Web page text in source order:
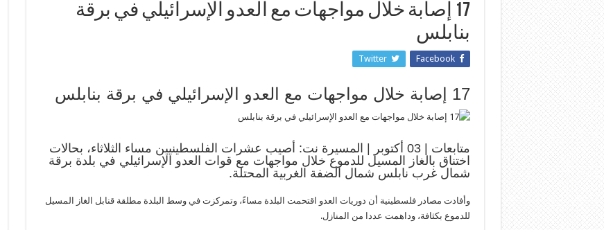
17 إصابة خلال مواجهات مع العدو الإسرائيلي في برقة
بنابلس
Facebook
Twitter
17 إصابة خلال مواجهات مع العدو الإسرائيلي في برقة بنابلس
متابعات | 03 أكتوبر | المسيرة نت: أصيب عشرات الفلسطينيين مساء الثلاثاء، بحالات
اختناق بالغاز المسيل للدموع خلال مواجهات مع قوات العدو الإسرائيلي في بلدة برقة
شمال غرب نابلس شمال الضفة الغربية المحتلة.
وأفادت مصادر فلسطينية أن دوريات العدو اقتحمت البلدة مساءً، وتمركزت في وسط البلدة مطلقة قنابل الغاز المسيل
للدموع بكثافة، وداهمت عددا من المنازل.